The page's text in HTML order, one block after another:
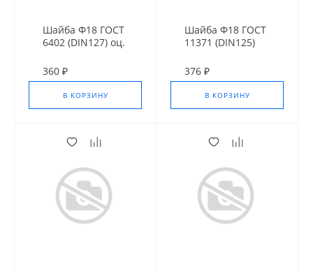
Шайба Ф18 ГОСТ
6402 (DIN127) оц.
360 ₽
В КОРЗИНУ
Шайба Ф18 ГОСТ
11371 (DIN125)
376 ₽
В КОРЗИНУ